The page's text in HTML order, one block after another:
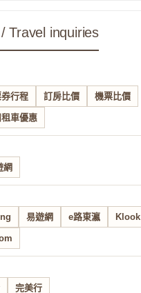
Travel inquiries
行程 訂房比價 機票比價
租車優惠
網
易遊網 e路東瀛 Klook
完美行